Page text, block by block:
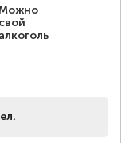
свой
алкоголь